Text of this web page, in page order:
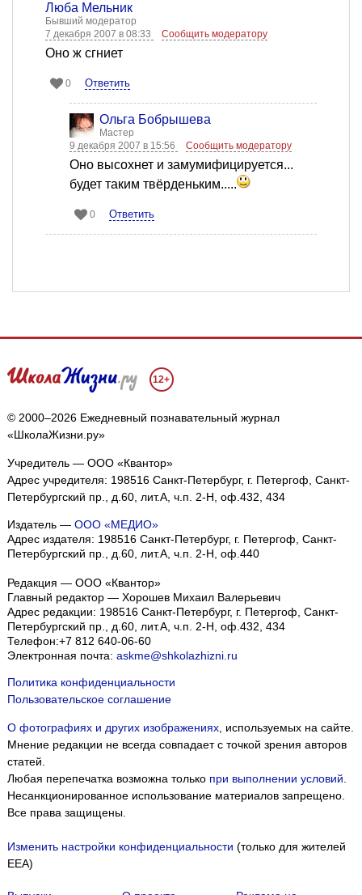
Люба Мельник
Бывший модератор
7 декабря 2007 в 08:33
Сообщить модератору
Оно ж сгниет
0 Ответить
Ольга Бобрышева
Мастер
9 декабря 2007 в 15:56
Сообщить модератору
Оно высохнет и замумифицируется...
будет таким твёрденьким.....
0 Ответить
12+
© 2000–2026 Ежедневный познавательный журнал
«ШколаЖизни.ру»
Учредитель — ООО «Квантор»
Адрес учредителя: 198516 Санкт-Петербург, г. Петергоф, Санкт-
Петербургский пр., д.60, лит.А, ч.п. 2-Н, оф.432, 434
Издатель — ООО «МЕДИО»
Адрес издателя: 198516 Санкт-Петербург, г. Петергоф, Санкт-
Петербургский пр., д.60, лит.А, ч.п. 2-Н, оф.440
Редакция — ООО «Квантор»
Главный редактор — Хорошев Михаил Валерьевич
Адрес редакции: 198516 Санкт-Петербург, г. Петергоф, Санкт-
Петербургский пр., д.60, лит.А, ч.п. 2-Н, оф.432, 434
Телефон:+7 812 640-06-60
Электронная почта: askme@shkolazhizni.ru
Политика конфиденциальности
Пользовательское соглашение
О фотографиях и других изображениях, используемых на сайте.
Мнение редакции не всегда совпадает с точкой зрения авторов
статей.
Любая перепечатка возможна только при выполнении условий.
Несанкционированное использование материалов запрещено.
Все права защищены.
Изменить настройки конфиденциальности (только для жителей
EEA)